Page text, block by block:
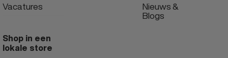
Vacatures
Nieuws &
Blogs
Shop in een
lokale store